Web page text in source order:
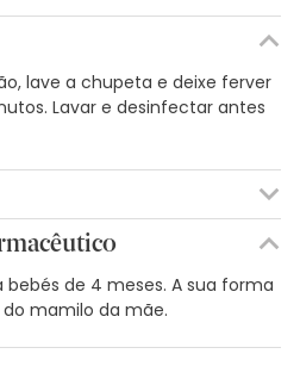
lave a chupeta e deixe ferver
Lavar e desinfectar antes
de 4 meses. A sua forma
mamilo da mãe.